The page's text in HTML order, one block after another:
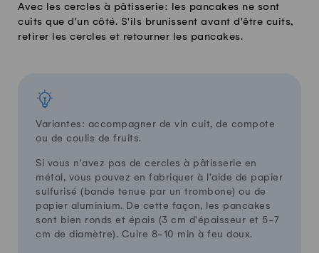
Avec les cercles à pâtisserie: les pancakes ne sont
cuits que d'un côté. S'ils brunissent avant d'être cuits,
retirer les cercles et retourner les pancakes.
Variantes: accompagner de vin cuit, de compote
ou de coulis de fruits.
Si vous n'avez pas de cercles à pâtisserie en
métal, vous pouvez en fabriquer à l'aide de papier
sulfurisé (bande tenue par un trombone) ou de
papier aluminium. De cette façon, les pancakes
sont bien ronds et épais (3 cm d'épaisseur et 5-7
cm de diamètre). Cuire 8-10 min à feu doux.